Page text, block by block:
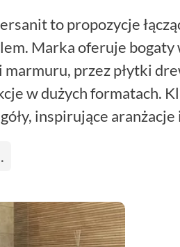
to propozycje
Marka oferuje
przez płytki
w dużych formatach.
inspirujące